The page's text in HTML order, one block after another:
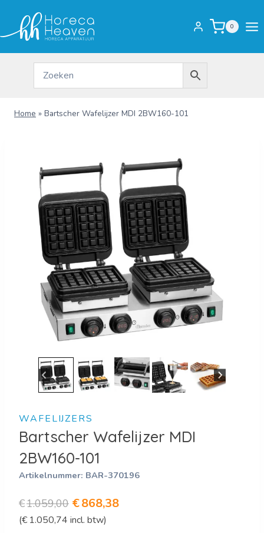
inhoud
0
Home » Bartscher Wafelijzer MDI 2BW160-101
WAFELIJZERS
Bartscher Wafelijzer MDI
2BW160-101
Artikelnummer: BAR-370196
€1.059,00 Oorspronkelijke
prijs
€868,38Huidige
(€ 1.050,74 incl. btw)